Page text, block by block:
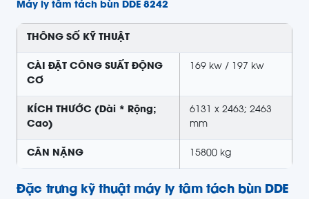
Máy ly tâm tách bùn DDE 8242
THÔNG SỐ KỸ THUẬT
CÀI ĐẶT CÔNG SUẤT ĐỘNG
CƠ
169 kw / 197 kw
KÍCH THƯỚC (Dài * Rộng;
Cao)
6131 x 2463; 2463
mm
CÂN NẶNG 15800 kg
Đặc trưng kỹ thuật máy ly tâm tách bùn DDE